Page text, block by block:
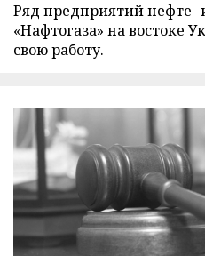
Ряд предприятий нефте-
«Нафтогаза» на востоке
свою работу.